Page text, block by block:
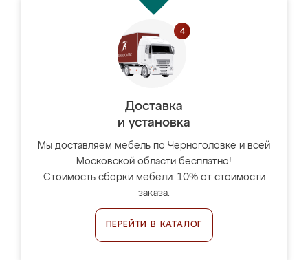
Доставка
и установка
Мы доставляем мебель по Черноголовке и всей
Московской области бесплатно!
Стоимость сборки мебели: 10% от стоимости
заказа.
ПЕРЕЙТИ В КАТАЛОГ